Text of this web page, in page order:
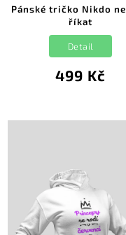
Pánské tričko Nikdo
říkat
499 Kč
Detail